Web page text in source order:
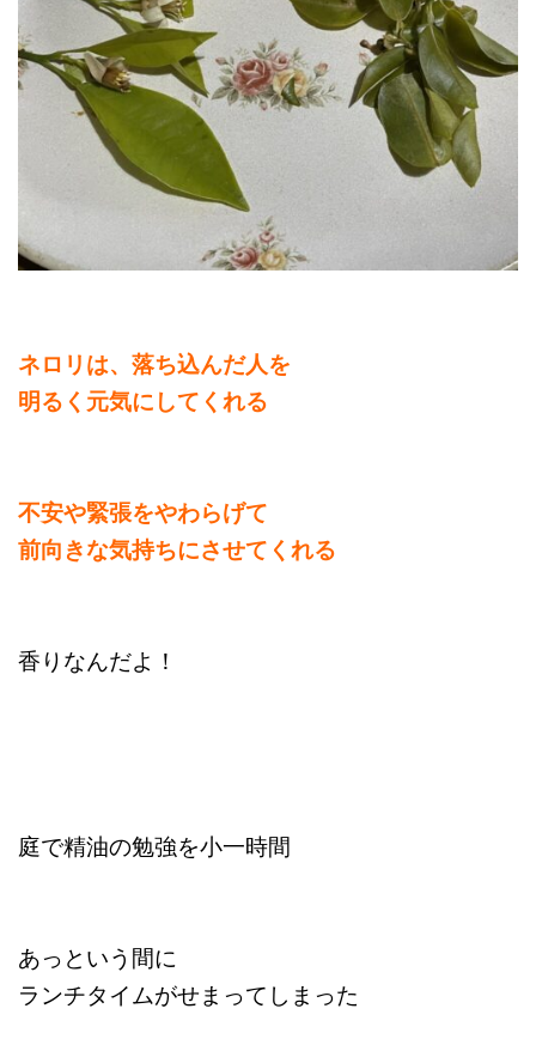
ネロリは、落ち込んだ人を
明るく元気にしてくれる
不安や緊張をやわらげて
前向きな気持ちにさせてくれる
香りなんだよ！
庭で精油の勉強を小一時間
あっという間に
ランチタイムがせまってしまった